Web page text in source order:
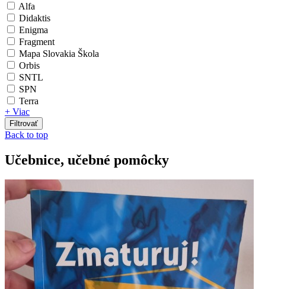
Alfa
Didaktis
Enigma
Fragment
Mapa Slovakia Škola
Orbis
SNTL
SPN
Terra
+ Viac
Back to top
Učebnice, učebné pomôcky